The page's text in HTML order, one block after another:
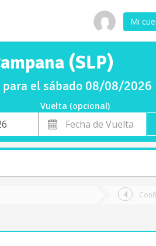
Mi
(SLP)
para el sábado 08/08/2026
Vuelta (opcional)
Fecha
de
Vuelta